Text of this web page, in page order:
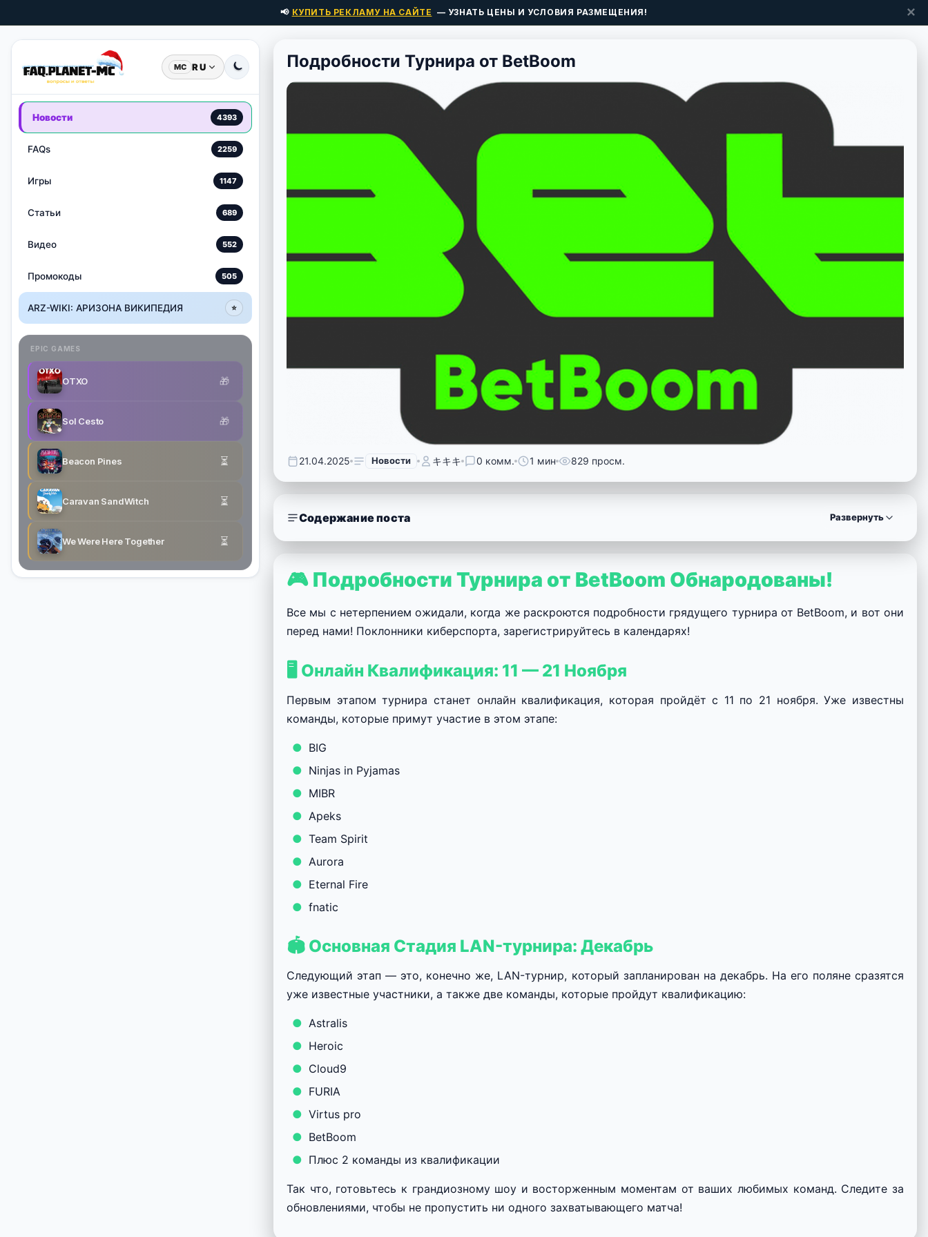
📢 КУПИТЬ РЕКЛАМУ НА САЙТЕ — УЗНАТЬ ЦЕНЫ И УСЛОВИЯ РАЗМЕЩЕНИЯ! ✕
MC RU
Новости 4393
FAQs 2259
Игры 1147
Статьи 689
Видео 552
Промокоды 505
ARZ-WIKI: АРИЗОНА ВИКИПЕДИЯ ⭐
EPIC GAMES
OTXO 🎁
Sol Cesto 🎁
Beacon Pines ⏳
Caravan SandWitch ⏳
We Were Here Together ⏳
Подробности Турнира от BetBoom
21.04.2025 Новости キキキ 0 комм. 1 мин 829 просм.
Содержание поста Развернуть
🎮 Подробности Турнира от BetBoom Обнародованы!
Все мы с нетерпением ожидали, когда же раскроются подробности грядущего турнира от BetBoom, и вот они
перед нами! Поклонники киберспорта, зарегистрируйтесь в календарях!
🖥 Онлайн Квалификация: 11 — 21 Ноября
Первым этапом турнира станет онлайн квалификация, которая пройдёт с 11 по 21 ноября. Уже известны
команды, которые примут участие в этом этапе:
BIG
Ninjas in Pyjamas
MIBR
Apeks
Team Spirit
Aurora
Eternal Fire
fnatic
🏟 Основная Стадия LAN-турнира: Декабрь
Следующий этап — это, конечно же, LAN-турнир, который запланирован на декабрь. На его поляне сразятся
уже известные участники, а также две команды, которые пройдут квалификацию:
Astralis
Heroic
Cloud9
FURIA
Virtus pro
BetBoom
Плюс 2 команды из квалификации
Так что, готовьтесь к грандиозному шоу и восторженным моментам от ваших любимых команд. Следите за
обновлениями, чтобы не пропустить ни одного захватывающего матча!